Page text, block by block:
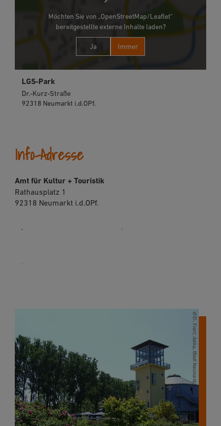
Möchten Sie von „OpenStreetMap/Leaflet“
bereitgestellte externe Inhalte laden?
Ja Immer
LGS-Park
Dr.-Kurz-Straße
92318 Neumarkt i.d.OPf.
Info-Adresse
Amt für Kultur + Touristik
Rathausplatz 1
92318 Neumarkt i.d.OPf.